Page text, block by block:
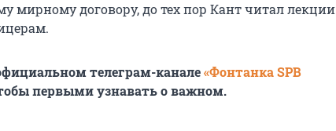
мирному договору, до тех пор Кант читал лекции
телеграм-канале«Фонтанка SPB
первыми узнавать о важном.